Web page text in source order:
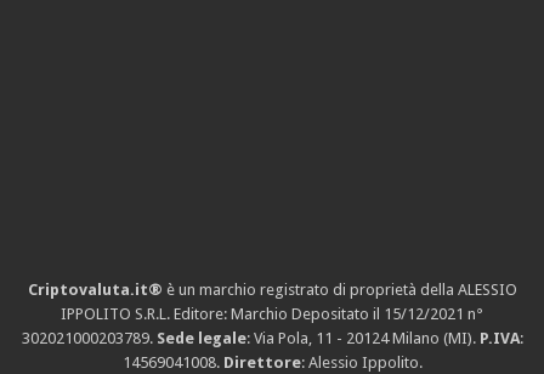
Criptovaluta.it® è un marchio registrato di proprietà della ALESSIO
IPPOLITO S.R.L. Editore: Marchio Depositato il 15/12/2021 n°
302021000203789. Sede legale: Via Pola, 11 - 20124 Milano (MI). P.IVA:
14569041008. Direttore: Alessio Ippolito.